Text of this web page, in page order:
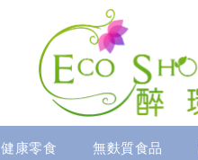
健康零食 無麩質食品